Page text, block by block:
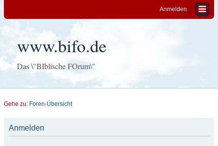
Anmelden
www.bifo.de
Das \"BIblische FOrum\"
Gehe zu: Foren-Übersicht
Anmelden